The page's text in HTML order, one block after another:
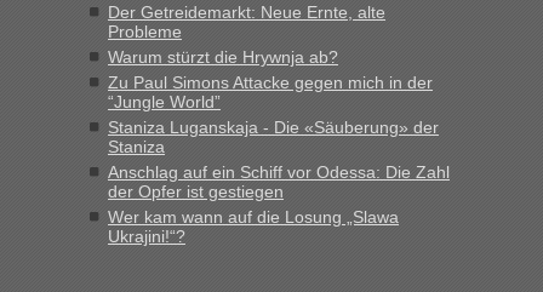
„Vielen Dank, mit einem Briefchen meiner Frau im Gepäck
gab es keine Probleme“
in Recht, Visa und Dokumente • Re: Seit Anfang
des Jahres haben die Zollbeamten Verstöße im Wert von
fast 11 Milliarden aufgedeckt
„Am besten wäre natürlich, wenn die Frau mit dabei ist.
Alleinreisende Männer stehen schließlich immer unter
Verdacht.“
Der Getreidemarkt: Neue Ernte, alte
Probleme
Warum stürzt die Hrywnja ab?
Zu Paul Simons Attacke gegen mich in der
“Jungle World”
Staniza Luganskaja - Die «Säuberung» der
Staniza
Anschlag auf ein Schiff vor Odessa: Die Zahl
der Opfer ist gestiegen
Wer kam wann auf die Losung „Slawa
Ukrajini!“?